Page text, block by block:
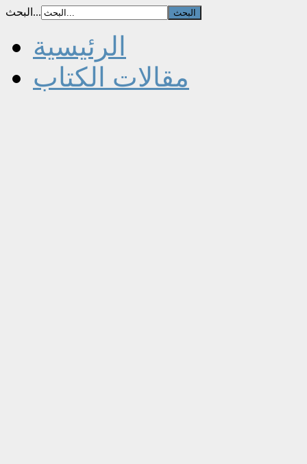
البحث...
الرئيسية
مقالات الكتاب